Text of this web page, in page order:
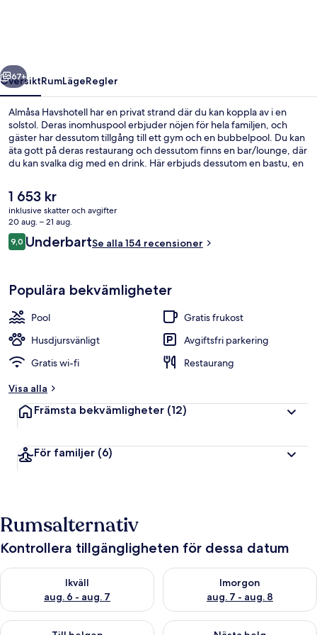
Nästa
67+
ÖversiktRumLägeRegler
Almåsa Havshotell har en privat strand där du kan koppla av i en
solstol. Deras inomhuspool erbjuder nöjen för hela familjen, och
gäster har dessutom tillgång till ett gym och en bubbelpool. Du kan
äta gott på deras restaurang och dessutom finns en bar/lounge, där
du kan svalka dig med en drink. Här erbjuds dessutom en bastu, en
Det
nuvarande
priset
är
1 653 kr
1 653 kr
inklusive skatter och avgifter
20 aug. – 21 aug.
Recensioner
9,09,0 av 10,
UnderbartSe alla 154 recensioner
Populära bekvämligheter
Pool
Gratis frukost
Husdjursvänligt
Avgiftsfri parkering
Gratis wi-fi
Restaurang
Visa alla
Främsta bekvämligheter (12)
För familjer (6)
Rumsalternativ
Kontrollera tillgängligheten för dessa datum
Ikväll
aug. 6 - aug. 7
Kontrollera tillgängligheten för ikväll aug. 6 - aug. 7
Imorgon
aug. 7 - aug. 8
Kontrollera tillgängligheten
Kontrollera tillgängligheten för den här helgen aug. 7 - aug. 9
Kontrollera tillgängligheten